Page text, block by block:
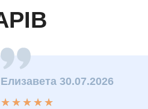
Елизавета 30.07.2026
★
★
★
★
★
★ ★ ★ ★ ★